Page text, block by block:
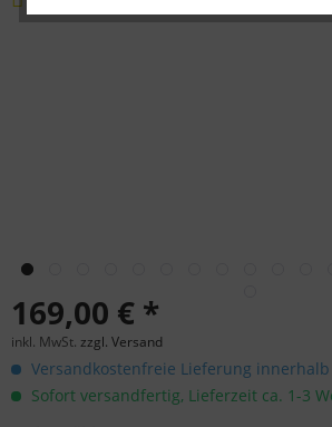
169,00 € *
inkl. MwSt. zzgl. Versand
Versandkostenfreie Lieferung
Sofort versandfertig, Lieferzeit ca. 1-3